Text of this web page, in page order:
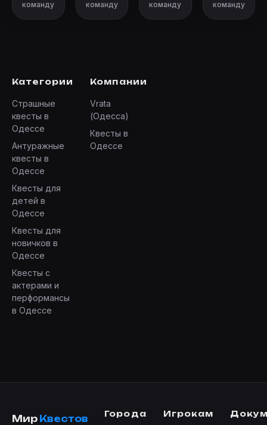
команду
команду
команду
команду
Категории
Страшные
квесты в
Одессе
Антуражные
квесты в
Одессе
Квесты для
детей в
Одессе
Квесты для
новичков в
Одессе
Квесты с
актерами и
перформансы
в Одессе
Компании
Vrata
(Одесса)
Квесты в
Одессе
Мир Квестов Города Игрокам